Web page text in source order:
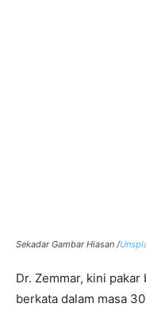
Sekadar Gambar Hiasan /
Dr. Zemmar, kini
berkata dalam masa